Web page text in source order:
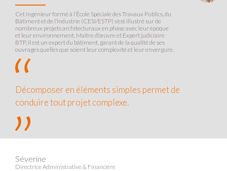
Cet ingénieur formé à l’École Spéciale des Travaux Publics, du
Bâtiment et de l’Industrie (CESI/ESTP) s’est illustré sur de
nombreux projets architecturaux en phase avec leur époque
et leur environnement. Maître d’œuvre et Expert judiciaire
BTP, il est un expert du bâtiment, garant de la qualité de ses
ouvrages quelles que soient leur complexité et leur envergure.
Décomposer en éléments simples permet de
conduire tout projet complexe.
Séverine
Directrice Administrative & Financière